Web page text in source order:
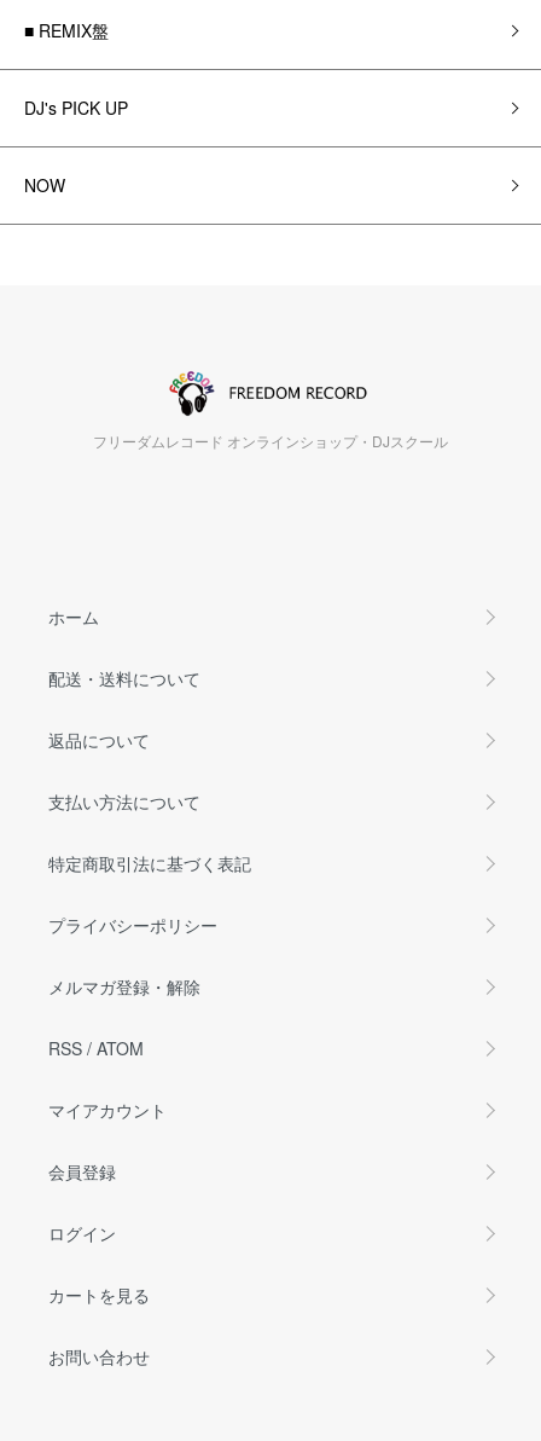
■ REMIX盤
DJ's PICK UP
NOW
フリーダムレコード オンラインショップ・DJスクール
ホーム
配送・送料について
返品について
支払い方法について
特定商取引法に基づく表記
プライバシーポリシー
メルマガ登録・解除
RSS / ATOM
マイアカウント
会員登録
ログイン
カートを見る
お問い合わせ